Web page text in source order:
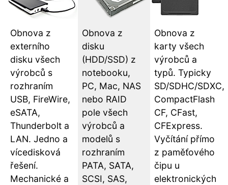
Obnova z
externího
disku všech
výrobců s
rozhraním
USB, FireWire,
eSATA,
Thunderbolt a
LAN. Jedno a
vícedisková
řešení.
Mechanické a
Obnova z
disku
(HDD/SSD) z
notebooku,
PC, Mac, NAS
nebo RAID
pole všech
výrobců a
modelů s
rozhraním
PATA, SATA,
SCSI, SAS,
Obnova z
karty všech
výrobců a
typů. Typicky
SD/SDHC/SDXC,
CompactFlash
CF, CFast,
CFExpress.
Vyčítání přímo
z paměťového
čipu u
elektronických